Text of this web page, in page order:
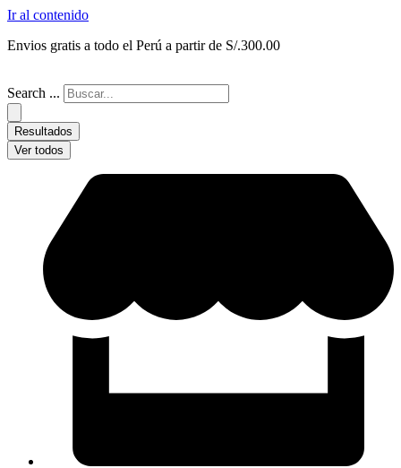
Ir al contenido
Envios gratis a todo el Perú a partir de S/.300.00
Search ...
Resultados
Ver todos